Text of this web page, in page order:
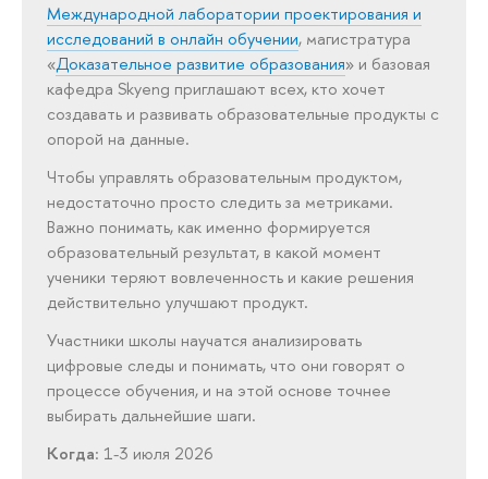
Международной лаборатории проектирования и
исследований в онлайн обучении, магистратура
«Доказательное развитие образования» и базовая
кафедра Skyeng приглашают всех, кто хочет
создавать и развивать образовательные продукты с
опорой на данные.
Чтобы управлять образовательным продуктом,
недостаточно просто следить за метриками.
Важно понимать, как именно формируется
образовательный результат, в какой момент
ученики теряют вовлеченность и какие решения
действительно улучшают продукт.
Участники школы научатся анализировать
цифровые следы и понимать, что они говорят о
процессе обучения, и на этой основе точнее
выбирать дальнейшие шаги.
Когда: 1-3 июля 2026